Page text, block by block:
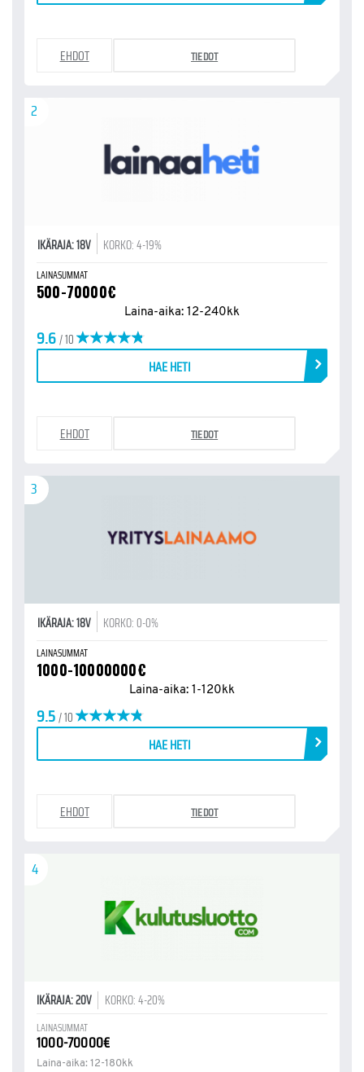
EHDOT TIEDOT
2
IKÄRAJA: 18V KORKO: 4-19%
LAINASUMMAT
500-70000€
Laina-aika: 12-240kk
9.6/ 10
EHDOT TIEDOT
HAE HETI
3
IKÄRAJA: 18V KORKO: 0-0%
LAINASUMMAT
1000-10000000€
Laina-aika: 1-120kk
9.5/ 10
EHDOT TIEDOT
HAE HETI
4
IKÄRAJA: 20V KORKO: 4-20%
LAINASUMMAT
1000-70000€
Laina-aika: 12-180kk